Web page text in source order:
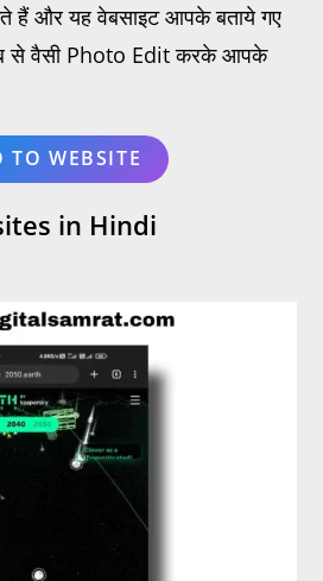
हैं और यह वेबसाइट आपके बताये गए
से वैसी Photo Edit करके आपके
TO WEBSITE
in Hindi